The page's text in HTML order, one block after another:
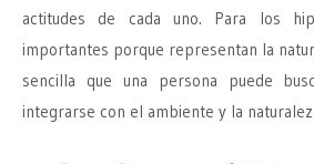
actitudes de cada uno. Para los
importantes porque representan la
sencilla que una persona puede
integrarse con el ambiente y la